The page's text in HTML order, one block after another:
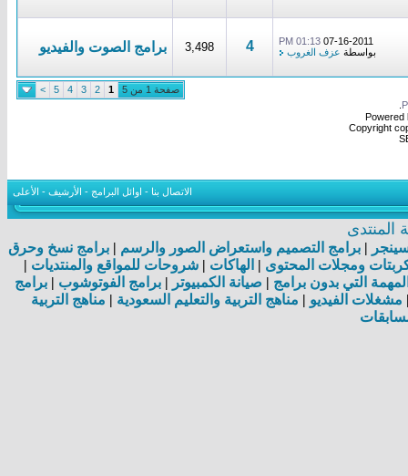
07-16-2011
01:13 PM
بواسطة عزف الغروب 4
3,498 برامج الصوت والفيديو
صفحة 1 من 5 1
2
3
4
5
>
Powered
Copyright
الاتصال بنا - اوائل البرامج - الأرشيف - الأعلى
المنتدى
|برامج التصميم واستعراض الصور والرسم |برامج نسخ وحرق
ومجلات المحتوى | الهاكات |شروحات للمواقع والمنتديات |
التي بدون برامج | صيانة الكمبيوتر |برامج الفوتوشوب |برامج
مشغلات الفيديو | مناهج التربية والتعليم السعودية | مناهج التربية